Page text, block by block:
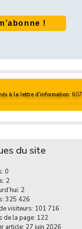
à la lettre d'information: 607
du site
0
2
2
325 426
visiteurs: 101 716
de la page: 122
article: 27 juin 2026